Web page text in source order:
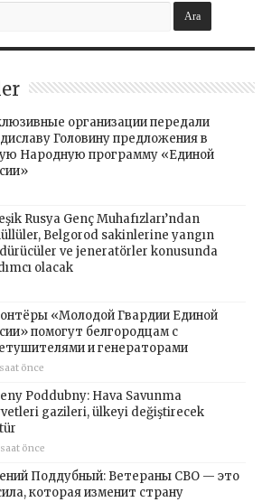
организации передали
Головину предложения в
Народную программу «Единой
Rusya Genç Muhafızları’ndan
Belgorod sakinlerine yangın
ve jeneratörler konusunda
olacak
«Молодой Гвардии Единой
помогут белгородцам с
и генераторами
saat önce
Poddubny: Hava Savunma
gazileri, ülkeyi değiştirecek
saat önce
Поддубный: Ветераны СВО — это
которая изменит страну